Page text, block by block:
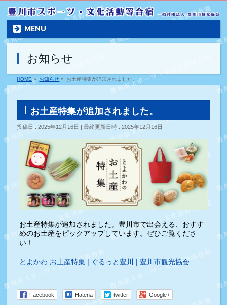
MENU
お知らせ
HOME» お知らせ » お土産特集が追加されました。
お土産特集が追加されました。
投稿日 : 2025年12月16日 最終更新日時 : 2025年12月16日
お土産特集が追加されました。豊川市で出会える、おすす
めのお土産をピックアップしています。ぜひご覧くださ
い！
とよかわ お土産特集 | ぐるっと豊川 | 豊川市観光協会
Facebook Hatena twitter Google+